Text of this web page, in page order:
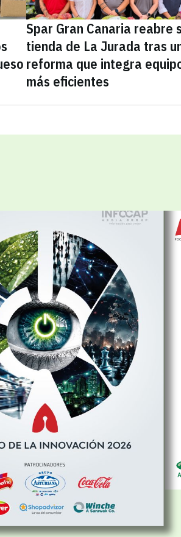
Spar Gran Canaria reabre
tienda de La Jurada tras
reforma que integra
más eficientes